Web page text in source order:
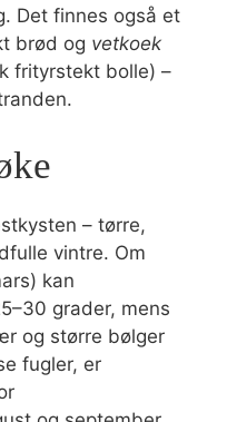
Det finnes også et
brød og vetkoek
frityrstekt bolle) –
– tørre,
vintre. Om
kan
grader, mens
og større bølger
fugler, er